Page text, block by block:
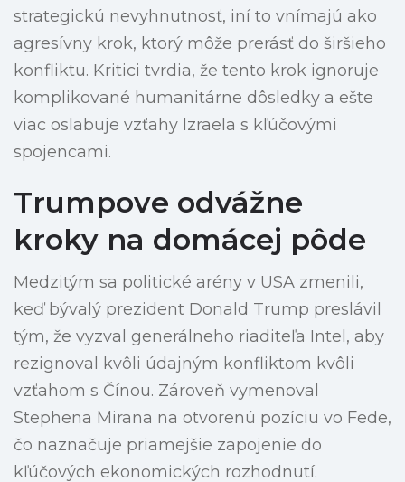
strategickú nevyhnutnosť, iní to vnímajú ako
agresívny krok, ktorý môže prerásť do širšieho
konfliktu. Kritici tvrdia, že tento krok ignoruje
komplikované humanitárne dôsledky a ešte
viac oslabuje vzťahy Izraela s kľúčovými
spojencami.
Trumpove odvážne
kroky na domácej pôde
Medzitým sa politické arény v USA zmenili,
keď bývalý prezident Donald Trump preslávil
tým, že vyzval generálneho riaditeľa Intel, aby
rezignoval kvôli údajným konfliktom kvôli
vzťahom s Čínou. Zároveň vymenoval
Stephena Mirana na otvorenú pozíciu vo Fede,
čo naznačuje priamejšie zapojenie do
kľúčových ekonomických rozhodnutí.